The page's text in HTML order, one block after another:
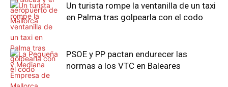
Un turista rompe la ventanilla de un taxi
en Palma tras golpearla con el codo
PSOE y PP pactan endurecer las
normas a los VTC en Baleares